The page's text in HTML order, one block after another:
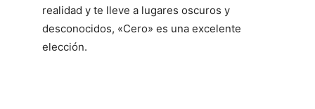
realidad y te lleve a lugares oscuros y
desconocidos, «Cero» es una excelente
elección.